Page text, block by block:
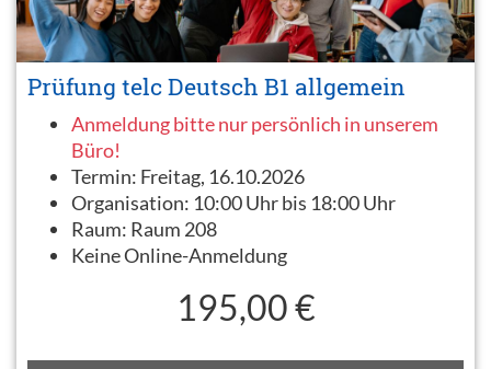
Prüfung telc Deutsch B1 allgemein
Anmeldung bitte nur persönlich in unserem
Büro!
Termin: Freitag, 16.10.2026
Organisation: 10:00 Uhr bis 18:00 Uhr
Raum: Raum 208
Keine Online-Anmeldung
195,00 €